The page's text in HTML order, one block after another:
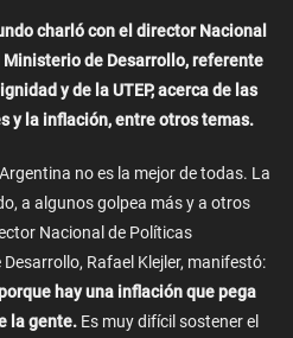
charló con el director Nacional
de Desarrollo, referente
y de la UTEP, acerca de las
y la inflación, entre otros temas.
no es la mejor de todas. La
a algunos golpea más y a otros
Nacional de Políticas
Rafael Klejler, manifestó:
hay una inflación que pega
la gente.Es muy difícil sostener el